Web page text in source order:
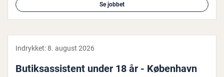
Se jobbet
Indrykket:8. august 2026
Bu­tiksas­si­stent under 18 år - København